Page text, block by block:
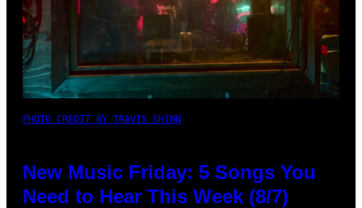
PHOTO CREDIT BY TRAVIS SHINN
New Music Friday: 5 Songs You
Need to Hear This Week (8/7)